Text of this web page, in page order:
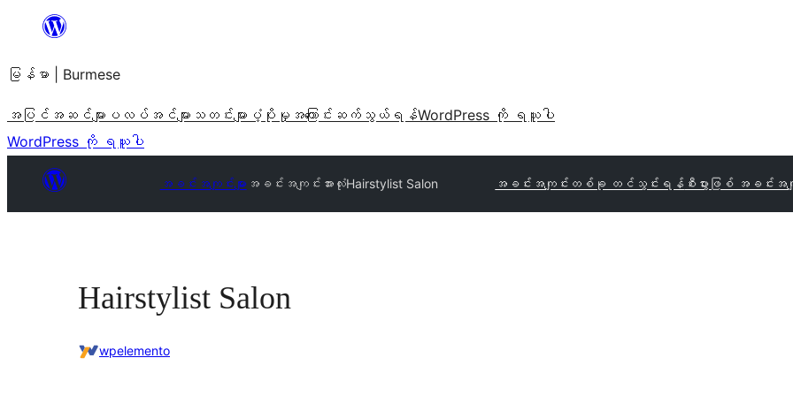
အကြောင်းအရာ
ကျော်သွား
ရန်
မြန်မာ | Burmese
အပြင်အဆင်များ ပလပ်အင်များ သတင်းများ ပံ့ပိုးမှု အကြောင်း ဆက်သွယ်ရန်WordPress ကို ရယူပါ
WordPress ကို ရယူပါ
အခင်းအကျင်းများ အခင်းအကျင်းအားလုံးHairstylist Salon အခင်းအကျင်းတစ်ခု တင်သွင်းရန် စီးပွားဖြစ် အခင်းအ
Hairstylist Salon
wpelemento